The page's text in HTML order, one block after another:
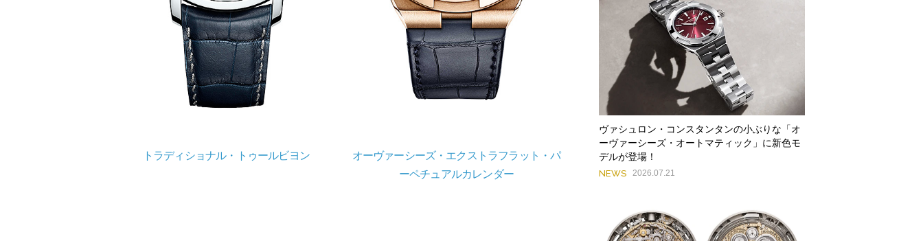
トラディショナル・トゥールビヨン
オーヴァーシーズ・エクストラフラット・パ
ーペチュアルカレンダー
ヴァシュロン・コンスタンタンの小ぶりな「オ
ーヴァーシーズ・オートマティック」に新色モ
デルが登場！
NEWS 2026.07.21